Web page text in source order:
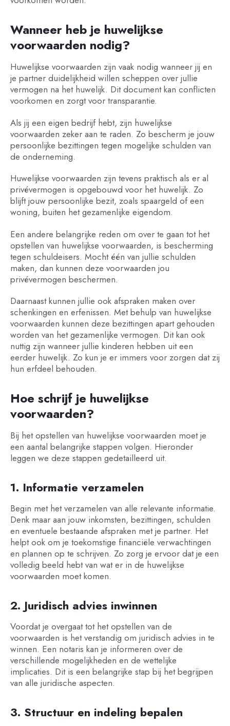
Wanneer heb je huwelijkse
voorwaarden nodig?
Huwelijkse voorwaarden zijn vaak nodig wanneer jij en
je partner duidelijkheid willen scheppen over jullie
vermogen na het huwelijk. Dit document kan conflicten
voorkomen en zorgt voor transparantie.
Als jij een eigen bedrijf hebt, zijn huwelijkse
voorwaarden zeker aan te raden. Zo bescherm je jouw
persoonlijke bezittingen tegen mogelijke schulden van
de onderneming.
Huwelijkse voorwaarden zijn tevens praktisch als er al
privévermogen is opgebouwd voor het huwelijk. Zo
blijft jouw persoonlijke bezit, zoals spaargeld of een
woning, buiten het gezamenlijke eigendom.
Een andere belangrijke reden om over te gaan tot het
opstellen van huwelijkse voorwaarden, is bescherming
tegen schuldeisers. Mocht één van jullie schulden
maken, dan kunnen deze voorwaarden jou
privévermogen beschermen.
Daarnaast kunnen jullie ook afspraken maken over
schenkingen en erfenissen. Met behulp van huwelijkse
voorwaarden kunnen deze bezittingen apart gehouden
worden van het gezamenlijke vermogen. Dit kan ook
nuttig zijn wanneer jullie kinderen hebben uit een
eerder huwelijk. Zo kun je er immers voor zorgen dat zij
hun erfdeel behouden.
Hoe schrijf je huwelijkse
voorwaarden?
Bij het opstellen van huwelijkse voorwaarden moet je
een aantal belangrijke stappen volgen. Hieronder
leggen we deze stappen gedetailleerd uit.
1. Informatie verzamelen
Begin met het verzamelen van alle relevante informatie.
Denk maar aan jouw inkomsten, bezittingen, schulden
en eventuele bestaande afspraken met je partner. Het
helpt ook om je toekomstige financiële verwachtingen
en plannen op te schrijven. Zo zorg je ervoor dat je een
volledig beeld hebt van wat er in de huwelijkse
voorwaarden moet komen.
2. Juridisch advies inwinnen
Voordat je overgaat tot het opstellen van de
voorwaarden is het verstandig om juridisch advies in te
winnen. Een notaris kan je informeren over de
verschillende mogelijkheden en de wettelijke
implicaties. Dit is een belangrijke stap bij het begrijpen
van alle juridische aspecten.
3. Structuur en indeling bepalen